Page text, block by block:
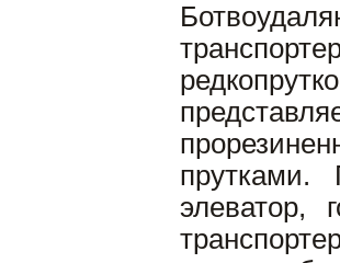
прутками.
элеватор,